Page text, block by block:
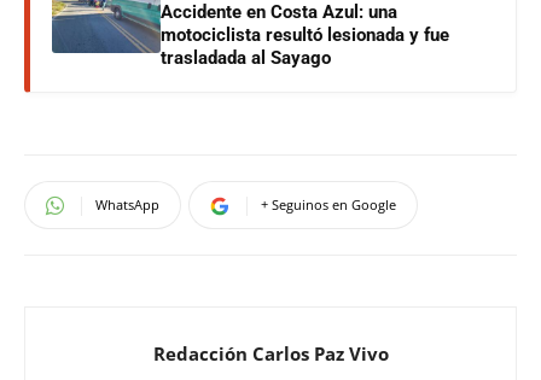
Accidente en Costa Azul: una
motociclista resultó lesionada y fue
trasladada al Sayago
WhatsApp + Seguinos en Google
Redacción Carlos Paz Vivo